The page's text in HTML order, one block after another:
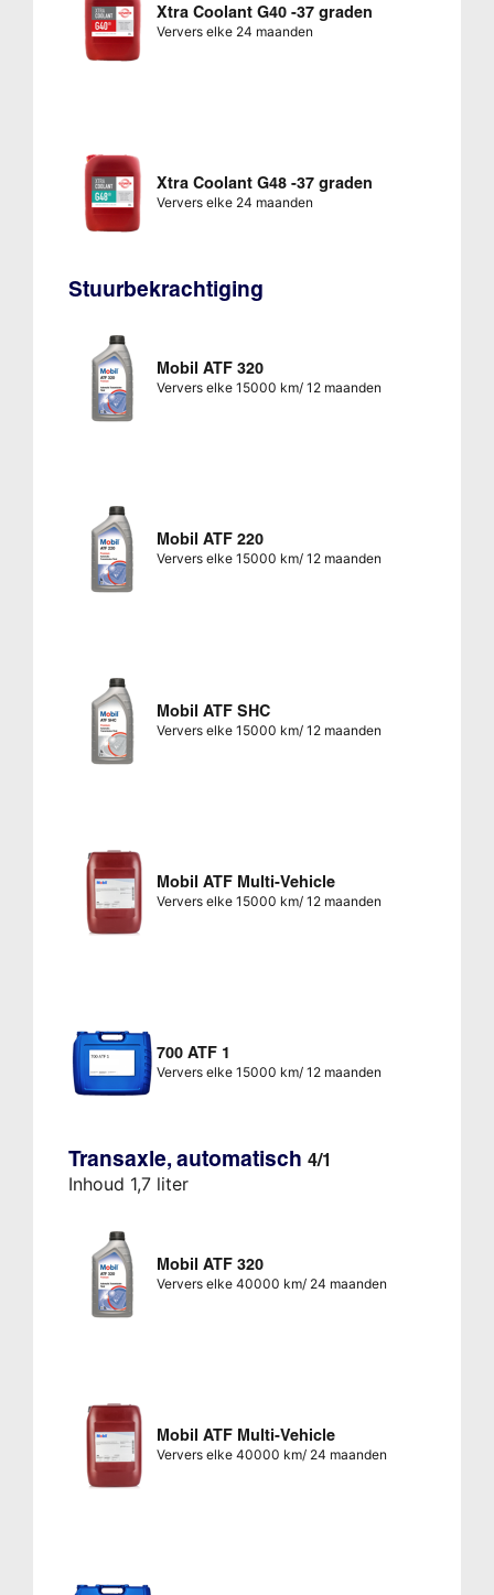
Xtra Coolant G40 -37 graden
Ververs elke 24 maanden
Xtra Coolant G48 -37 graden
Ververs elke 24 maanden
Stuurbekrachtiging
Mobil ATF 320
Ververs elke 15000 km/ 12 maanden
Mobil ATF 220
Ververs elke 15000 km/ 12 maanden
Mobil ATF SHC
Ververs elke 15000 km/ 12 maanden
Mobil ATF Multi-Vehicle
Ververs elke 15000 km/ 12 maanden
700 ATF 1
Ververs elke 15000 km/ 12 maanden
Transaxle, automatisch 4/1
Inhoud 1,7 liter
Mobil ATF 320
Ververs elke 40000 km/ 24 maanden
Mobil ATF Multi-Vehicle
Ververs elke 40000 km/ 24 maanden